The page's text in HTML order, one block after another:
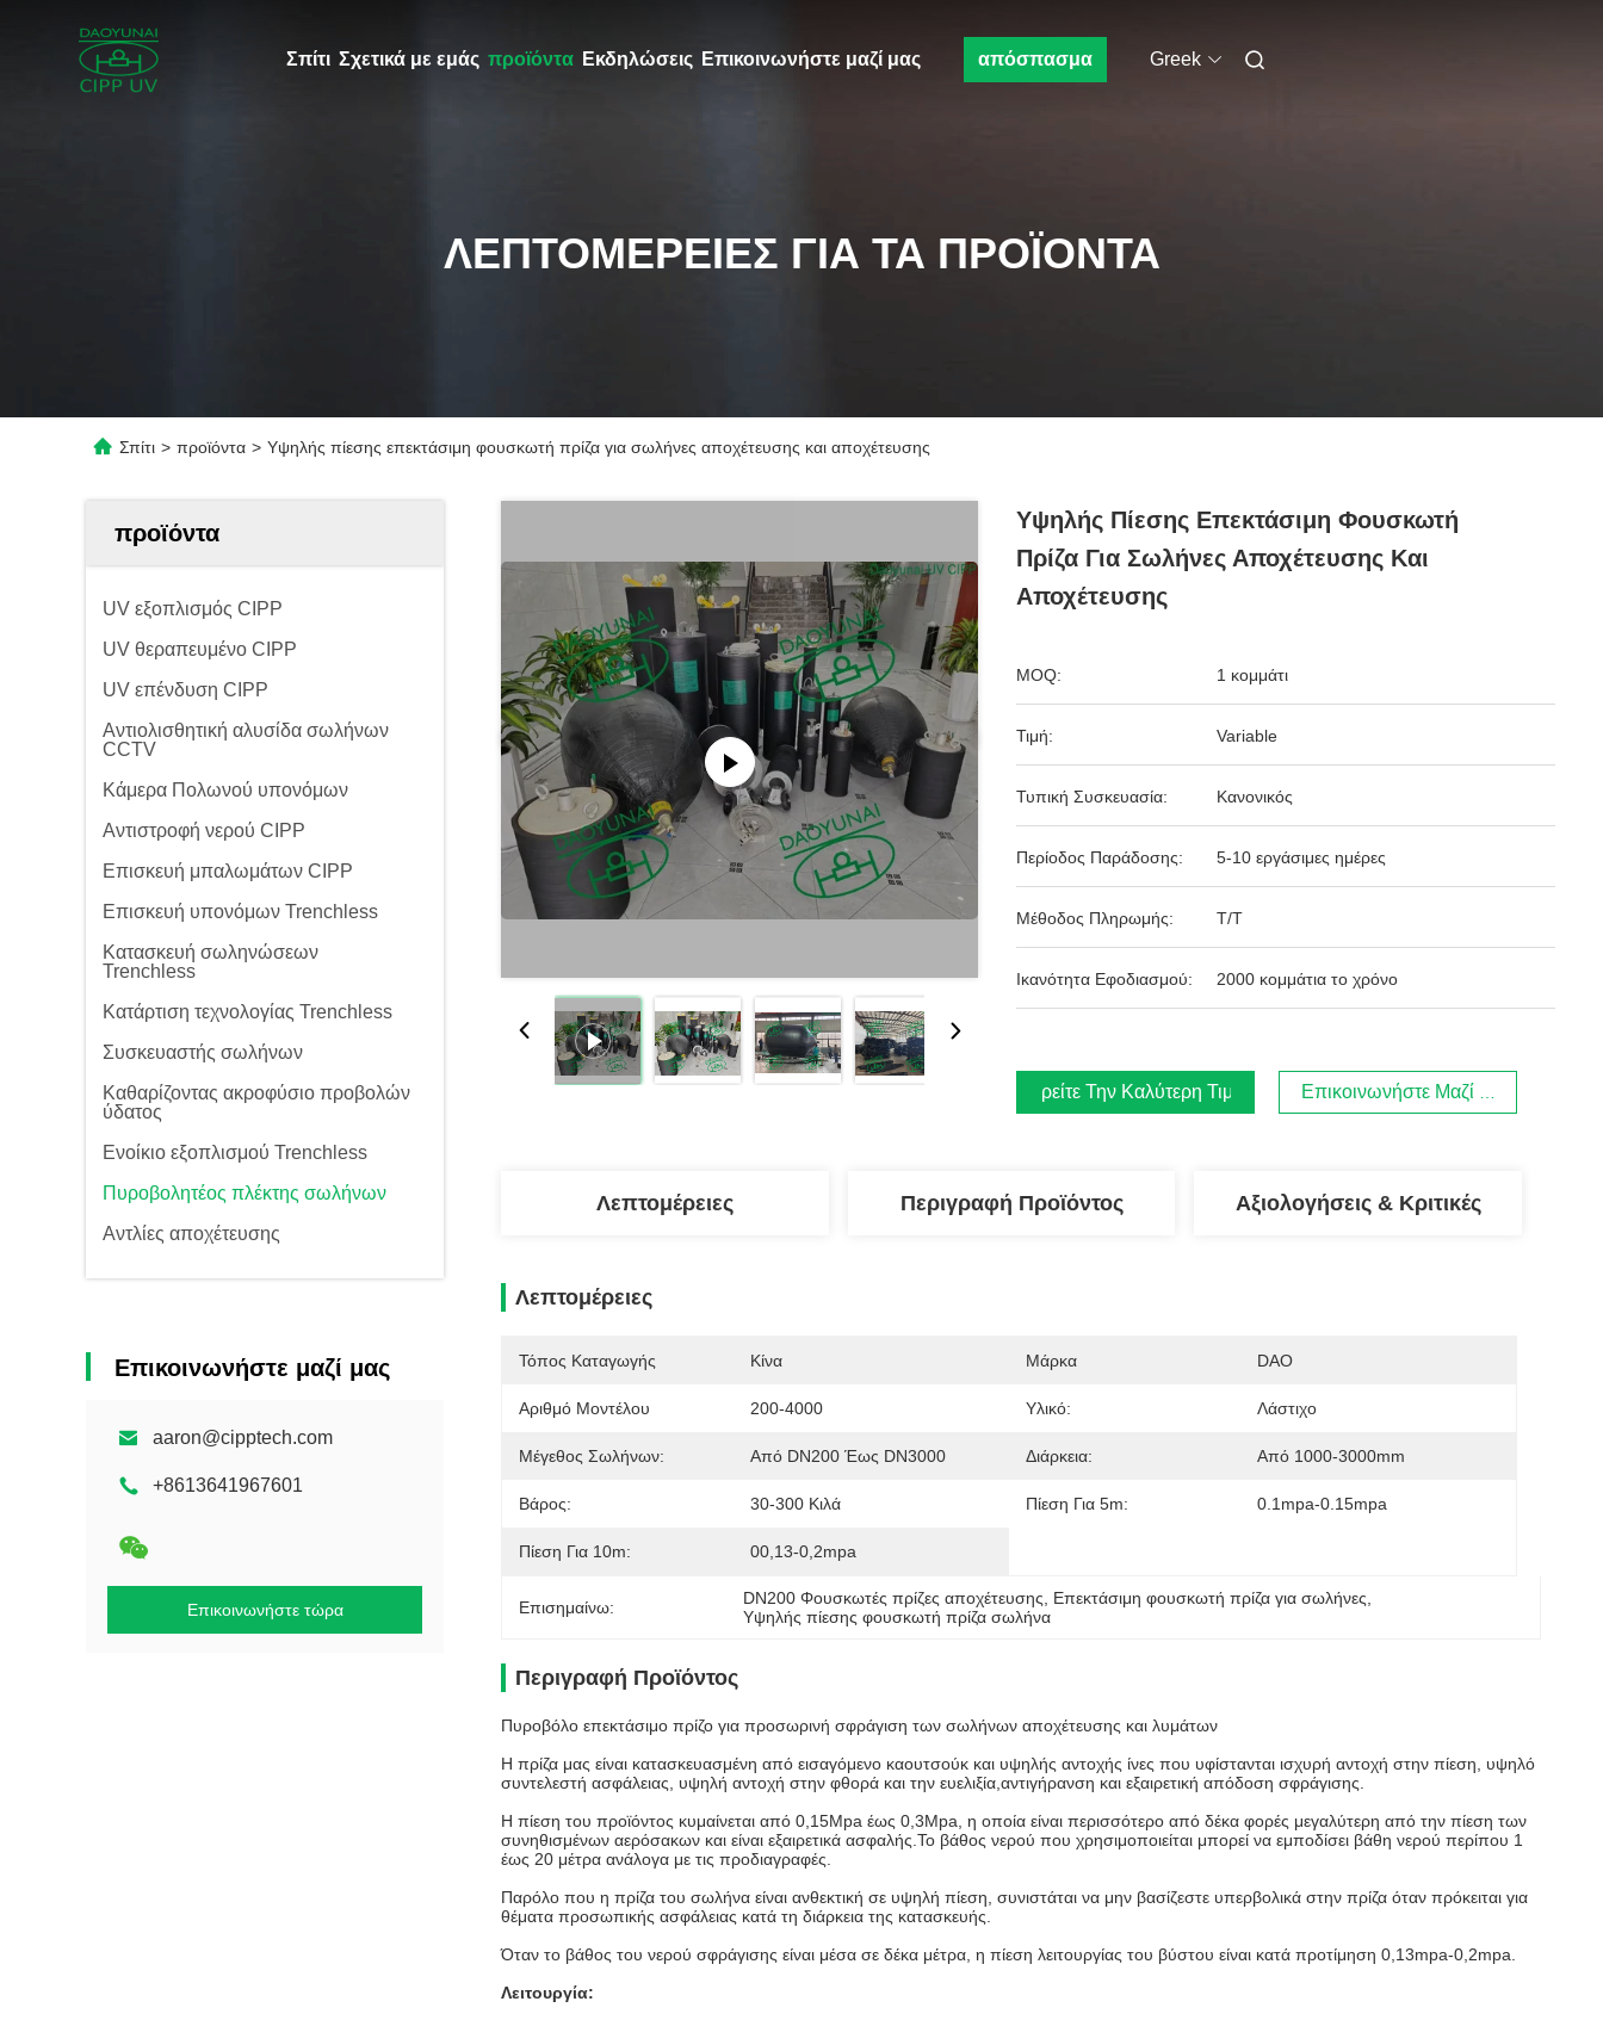
Σπίτι Σχετικά με εμάς προϊόντα Εκδηλώσεις Επικοινωνήστε μαζί μας απόσπασμα Greek
ΛΕΠΤΟΜΈΡΕΙΕΣ ΓΙΑ ΤΑ ΠΡΟΪΌΝΤΑ
Σπίτι > προϊόντα > Υψηλής πίεσης επεκτάσιμη φουσκωτή πρίζα για σωλήνες αποχέτευσης και αποχέτευσης
προϊόντα
UV εξοπλισμός CIPP
UV θεραπευμένο CIPP
UV επένδυση CIPP
Αντιολισθητική αλυσίδα σωλήνων
CCTV
Κάμερα Πολωνού υπονόμων
Αντιστροφή νερού CIPP
Επισκευή μπαλωμάτων CIPP
Επισκευή υπονόμων Trenchless
Κατασκευή σωληνώσεων
Trenchless
Κατάρτιση τεχνολογίας Trenchless
Συσκευαστής σωλήνων
Καθαρίζοντας ακροφύσιο προβολών
ύδατος
Ενοίκιο εξοπλισμού Trenchless
Πυροβολητέος πλέκτης σωλήνων
Αντλίες αποχέτευσης
Επικοινωνήστε μαζί μας
aaron@cipptech.com
+8613641967601
Επικοινωνήστε τώρα
Υψηλής Πίεσης Επεκτάσιμη Φουσκωτή
Πρίζα Για Σωλήνες Αποχέτευσης Και
Αποχέτευσης
MOQ: 1 κομμάτι
Τιμή: Variable
Τυπική Συσκευασία: Κανονικός
Περίοδος Παράδοσης: 5-10 εργάσιμες ημέρες
Μέθοδος Πληρωμής: Τ/Τ
Ικανότητα Εφοδιασμού: 2000 κομμάτια το χρόνο
Βρείτε Την Καλύτερη Τιμή Επικοινωνήστε Μαζί Μας
Λεπτομέρειες Περιγραφή Προϊόντος Αξιολογήσεις & Κριτικές
Λεπτομέρειες
Τόπος Καταγωγής Κίνα Μάρκα DAO
Αριθμό Μοντέλου 200-4000 Υλικό: Λάστιχο
Μέγεθος Σωλήνων: Από DN200 Έως DN3000 Διάρκεια: Από 1000-3000mm
Βάρος: 30-300 Κιλά Πίεση Για 5m: 0.1mpa-0.15mpa
Πίεση Για 10m: 00,13-0,2mpa
Επισημαίνω: DN200 Φουσκωτές πρίζες αποχέτευσης Επεκτάσιμη φουσκωτή πρίζα για σωλήνες
Υψηλής πίεσης φουσκωτή πρίζα σωλήνα
Περιγραφή Προϊόντος
Πυροβόλο επεκτάσιμο πρίζο για προσωρινή σφράγιση των σωλήνων αποχέτευσης και λυμάτων
Η πρίζα μας είναι κατασκευασμένη από εισαγόμενο καουτσούκ και υψηλής αντοχής ίνες που υφίστανται ισχυρή αντοχή στην πίεση, υψηλό
συντελεστή ασφάλειας, υψηλή αντοχή στην φθορά και την ευελιξία,αντιγήρανση και εξαιρετική απόδοση σφράγισης.
Η πίεση του προϊόντος κυμαίνεται από 0,15Mpa έως 0,3Mpa, η οποία είναι περισσότερο από δέκα φορές μεγαλύτερη από την πίεση των
συνηθισμένων αερόσακων και είναι εξαιρετικά ασφαλής.Το βάθος νερού που χρησιμοποιείται μπορεί να εμποδίσει βάθη νερού περίπου 1
έως 20 μέτρα ανάλογα με τις προδιαγραφές.
Παρόλο που η πρίζα του σωλήνα είναι ανθεκτική σε υψηλή πίεση, συνιστάται να μην βασίζεστε υπερβολικά στην πρίζα όταν πρόκειται για
θέματα προσωπικής ασφάλειας κατά τη διάρκεια της κατασκευής.
Όταν το βάθος του νερού σφράγισης είναι μέσα σε δέκα μέτρα, η πίεση λειτουργίας του βύστου είναι κατά προτίμηση 0,13mpa-0,2mpa.
Λειτουργία: